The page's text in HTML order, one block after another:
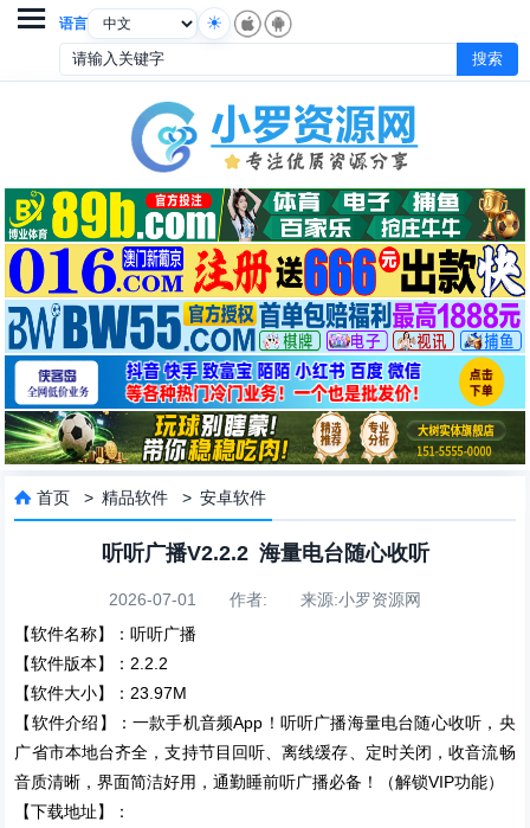
语言

 首页 >精品软件 >安卓软件
听听广播V2.2.2 海量电台随心收听
2026-07-01 作者: 来源:小罗资源网
【软件名称】：听听广播
【软件版本】：2.2.2
【软件大小】：23.97M
【软件介绍】：一款手机音频App！听听广播海量电台随心收听，央
广省市本地台齐全，支持节目回听、离线缓存、定时关闭，收音流畅
音质清晰，界面简洁好用，通勤睡前听广播必备！（解锁VIP功能）
【下载地址】：